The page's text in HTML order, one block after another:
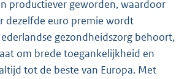
productiever geworden, waardoor
dezelfde euro premie wordt
gezondheidszorg behoort,
om brede toegankelijkheid en
tot de beste van Europa. Met